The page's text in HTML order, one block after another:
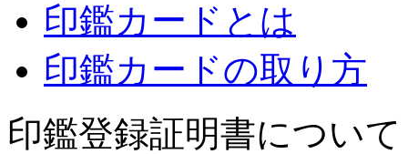
印鑑カードとは
印鑑カードの取り方
印鑑登録証明書について